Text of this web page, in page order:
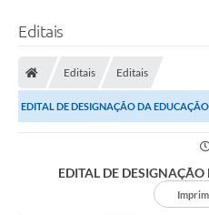
Editais
Editais Editais
EDITAL DE DESIGNAÇÃO DA
EDITAL DE